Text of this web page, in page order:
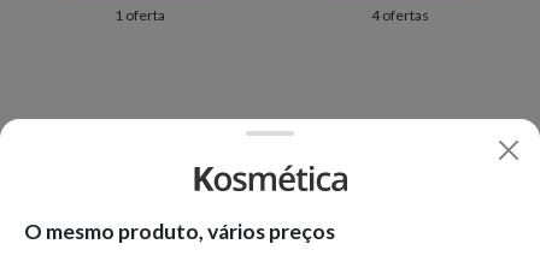
1 oferta 4 ofertas
O mesmo produto, vários preços